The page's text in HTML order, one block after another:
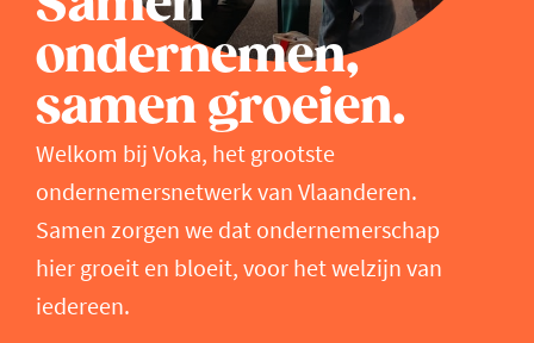
ondernemen,
samen groeien.
Welkom bij Voka, het grootste
ondernemersnetwerk van Vlaanderen.
Samen zorgen we dat ondernemerschap
hier groeit en bloeit, voor het welzijn van
iedereen.